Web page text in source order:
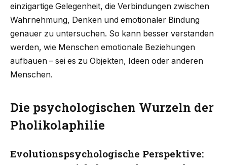
einzigartige Gelegenheit, die Verbindungen zwischen
Wahrnehmung, Denken und emotionaler Bindung
genauer zu untersuchen. So kann besser verstanden
werden, wie Menschen emotionale Beziehungen
aufbauen – sei es zu Objekten, Ideen oder anderen
Menschen.
Die psychologischen Wurzeln der
Pholikolaphilie
Evolutionspsychologische Perspektive: